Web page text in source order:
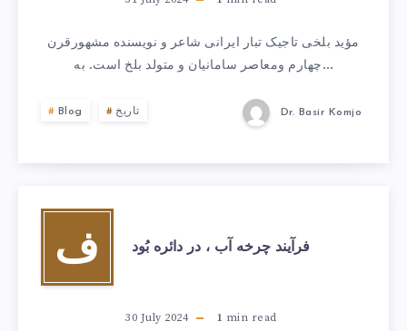
مؤید بلخی تاجیک تبار ایرانی شاعر و نویسنده مشهورقرن
چهارم ومعاصر سامانیان و متولد بلخ است. به…
Blog تاریخ Dr. Basir Komjo
ف فرآیند چرخه آب ، در دائره بُود
30 July 2024 1 min read